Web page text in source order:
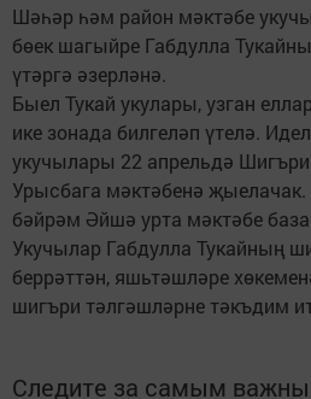
Шәһәр һәм район мәктәбе
бөек шагыйре Габдулла
үтәргә әзерләнә.
Быел Тукай укулары, узган
ике зонада билгеләп үтелә.
укучылары 22 апрельдә
Урысбага мәктәбенә җыелачак.
бәйрәм Әйшә урта мәктәбе
Укучылар Габдулла Тукайның
беррәттән, яшьтәшләре
шигъри тәлгәшләрне тәкъдим
Следите за самым